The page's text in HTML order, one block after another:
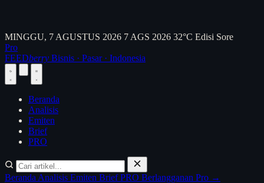
MINGGU, 7 AGUSTUS 2026 7 AGS 2026 32°C Edisi Sore
Pro
FEEDberry Bisnis · Pasar · Indonesia
Beranda
Analisis
Emiten
Brief
PRO
Beranda Analisis Emiten BriefPRO Berlangganan Pro →